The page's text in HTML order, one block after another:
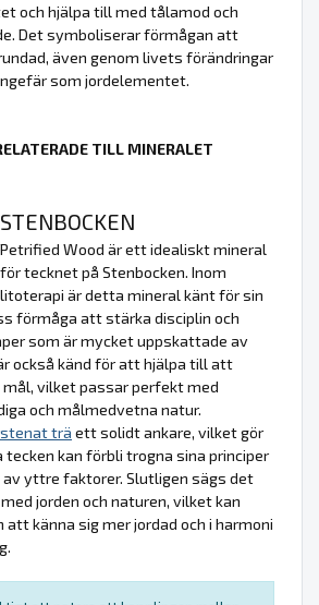
och hjälpa till med tålamod och
Det symboliserar förmågan att
även genom livets förändringar
som jordelementet.
TILL MINERALET
STENBOCKEN
Petrified Wood är ett idealiskt mineral
för tecknet på Stenbocken. Inom
litoterapi är detta mineral känt för sin
förmåga att stärka disciplin och
som är mycket uppskattade av
också känd för att hjälpa till att
vilket passar perfekt med
och målmedvetna natur.
trä ett solidt ankare, vilket gör
kan förbli trogna sina principer
av yttre faktorer. Slutligen sägs det
jorden och naturen, vilket kan
att känna sig mer jordad och i harmoni